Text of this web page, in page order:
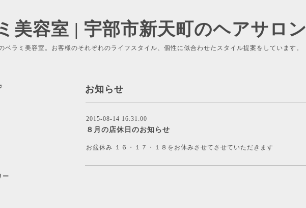
美容室 | 宇部市新天町のヘアサロン
ベラミ美容室。お客様のそれぞれのライフスタイル、個性に似合わせたスタイル提案をしています。
お知らせ
2015-08-14 16:31:00
８月の店休日のお知らせ
お盆休み １６・１７・１８をお休みさせてさせていただきます
ー